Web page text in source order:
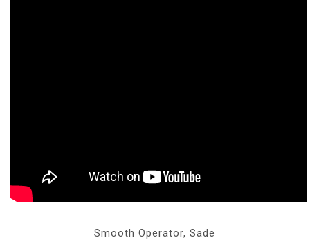
Smooth Operator, Sade